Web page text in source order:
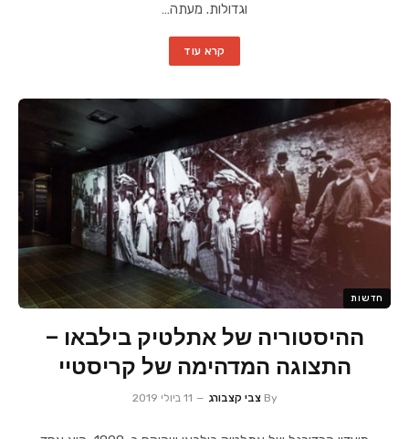
וגדולות. מעתה…
קרא עוד
חדשות
ההיסטוריה של אתלטיק בילבאו –
התצוגה המדהימה של קריסטיי
By צבי קצבורג 11 ביולי 2019